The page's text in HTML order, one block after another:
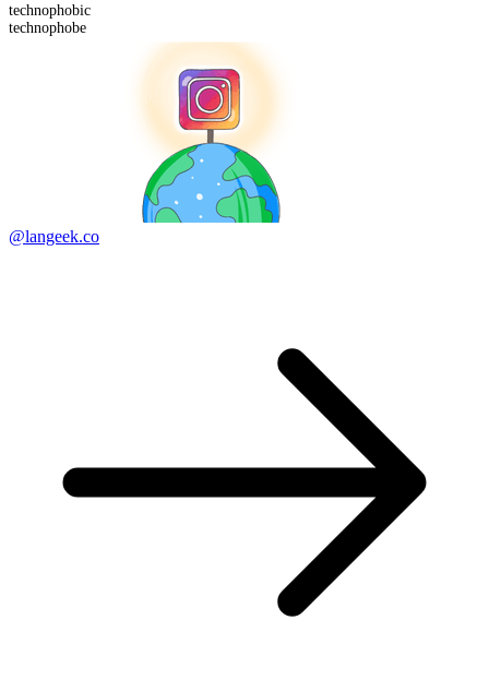
technophobic
technophobe
@langeek.co